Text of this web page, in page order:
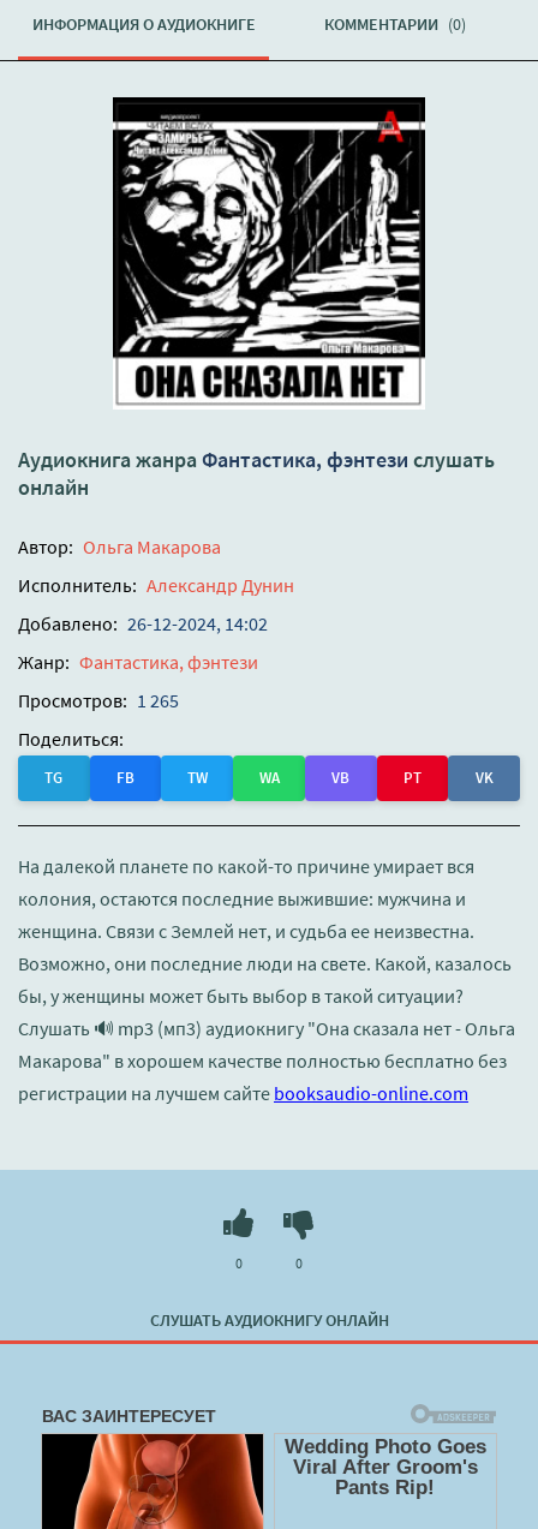
ИНФОРМАЦИЯ О АУДИОКНИГЕ КОММЕНТАРИИ (0)
Аудиокнига жанра Фантастика, фэнтези слушать
онлайн
Автор: Ольга Макарова
Исполнитель: Александр Дунин
Добавлено: 26-12-2024, 14:02
Жанр: Фантастика, фэнтези
Просмотров: 1 265
Поделиться:
TG FB TW WA VB PT VK
На далекой планете по какой-то причине умирает вся
колония, остаются последние выжившие: мужчина и
женщина. Связи с Землей нет, и судьба ее неизвестна.
Возможно, они последние люди на свете. Какой, казалось
бы, у женщины может быть выбор в такой ситуации?
Слушать 🔊 mp3 (мп3) аудиокнигу "Она сказала нет - Ольга
Макарова" в хорошем качестве полностью бесплатно без
регистрации на лучшем сайте booksaudio-online.com
СЛУШАТЬ АУДИОКНИГУ ОНЛАЙН
0 0